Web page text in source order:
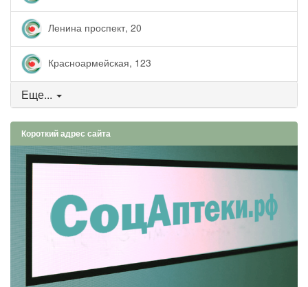
Ленина проспект, 20
Красноармейская, 123
Еще...
Короткий адрес сайта